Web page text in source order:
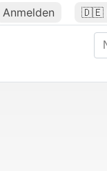
Anmelden 🇩🇪